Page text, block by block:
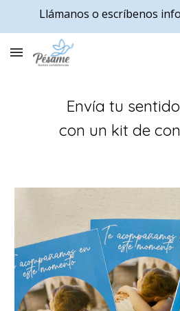
Llámanos o escríbenos
Envía tu
con un kit de